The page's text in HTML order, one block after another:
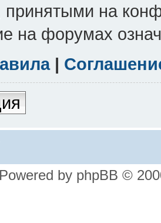
принятыми на
на форумах
|
Powered by phpBB ©